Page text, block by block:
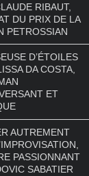
RIBAUT,
DU PRIX DE LA
PETROSSIAN
D’ÉTOILES
DA COSTA,
ET
AUTREMENT
PASSIONNANT
SABATIER